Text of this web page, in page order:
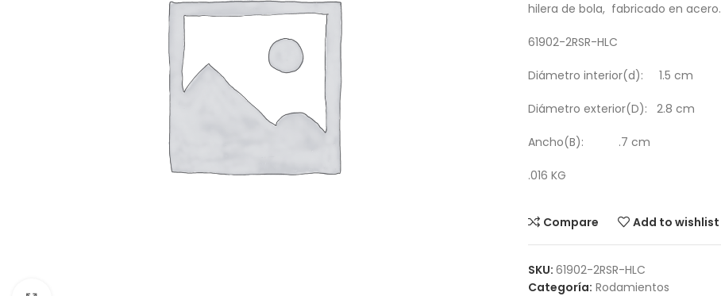
hilera de bola, fabricado en acero.
61902-2RSR-HLC
Diámetro interior(d): 1.5 cm
Diámetro exterior(D): 2.8 cm
Ancho(B): .7 cm
.016 KG
Compare Add to wishlist
SKU: 61902-2RSR-HLC
Categoría: Rodamientos